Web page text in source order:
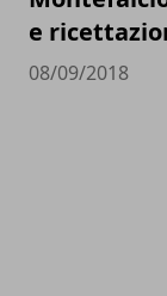
e
08/09/2018